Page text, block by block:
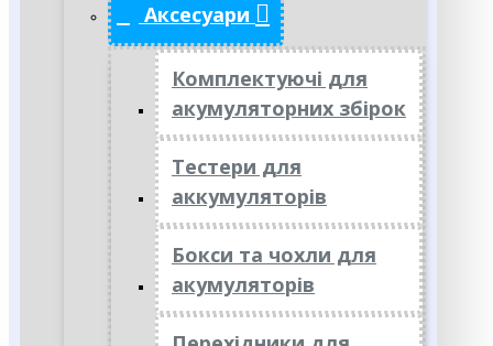
Аксесуари
Комплектуючі для
акумуляторних збірок
Тестери для
аккумуляторів
Бокси та чохли для
акумуляторів